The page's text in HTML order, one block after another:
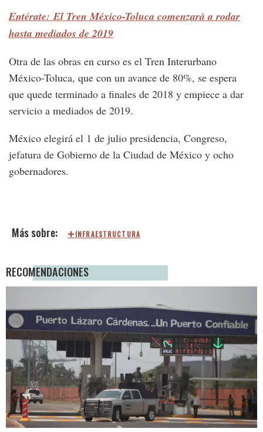
Entérate: El Tren México-Toluca comenzará a rodar
hasta mediados de 2019
Otra de las obras en curso es el Tren Interurbano
México-Toluca, que con un avance de 80%, se espera
que quede terminado a finales de 2018 y empiece a dar
servicio a mediados de 2019.
México elegirá el 1 de julio presidencia, Congreso,
jefatura de Gobierno de la Ciudad de México y ocho
gobernadores.
INFRAESTRUCTURA
RECOMENDACIONES